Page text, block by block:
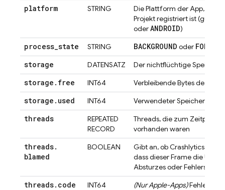
platform
STRING
Die Plattform der App, wie
Projekt registriert ist
oderANDROID)
process_state STRING BACKGROUND oder
storage
DATENSATZ Der nichtflüchtige Speicher
storage . free INT64 Verbleibende Bytes des
storage . used INT64 Verwendeter Speicherplatz
threads
REPEATED
RECORD
Threads, die zum Zeitpunkt
vorhanden waren
threads.
blamed
BOOLEAN Gibt an, obCrashlytics
dass dieser Frame die
Absturzes oder Fehlers ist.
threads. code INT64 (Nur Apple-Apps)